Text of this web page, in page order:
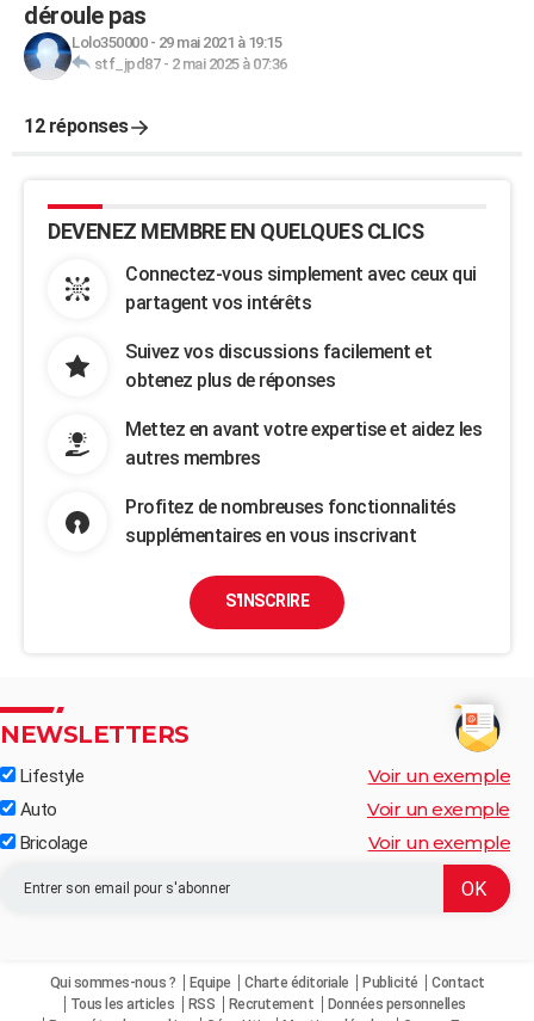
déroule pas
Lolo350000- 29 mai 2021 à 19:15
stf_jpd87- 2 mai 2025 à 07:36
12 réponses
DEVENEZ MEMBRE EN QUELQUES CLICS
Connectez-vous simplement avec ceux qui
partagent vos intérêts
Suivez vos discussions facilement et
obtenez plus de réponses
Mettez en avant votre expertise et aidez les
autres membres
Profitez de nombreuses fonctionnalités
supplémentaires en vous inscrivant
S'INSCRIRE
NEWSLETTERS
Lifestyle Voir un exemple
Auto Voir un exemple
Bricolage Voir un exemple
Qui sommes-nous ? Equipe Charte éditoriale Publicité
Contact
Tous les articles
RSS Recrutement
Données personnelles